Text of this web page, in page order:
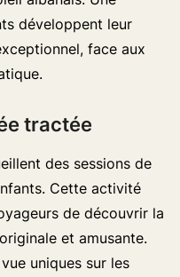
développent leur
face aux
tractée
des sessions de
Cette activité
de découvrir la
et amusante.
uniques sur les